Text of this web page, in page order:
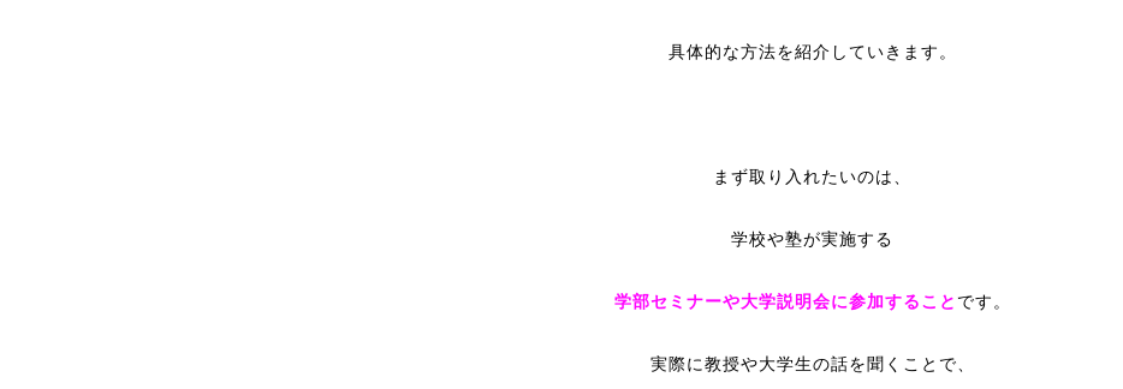
具体的な方法を紹介していきます。
まず取り入れたいのは、
学校や塾が実施する
学部セミナーや大学説明会に参加すること です。
実際に教授や大学生の話を聞くことで、